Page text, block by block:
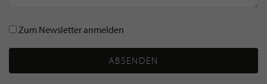
Zum Newsletter anmelden
ABSENDEN